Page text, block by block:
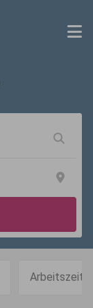
Arbeitszeit